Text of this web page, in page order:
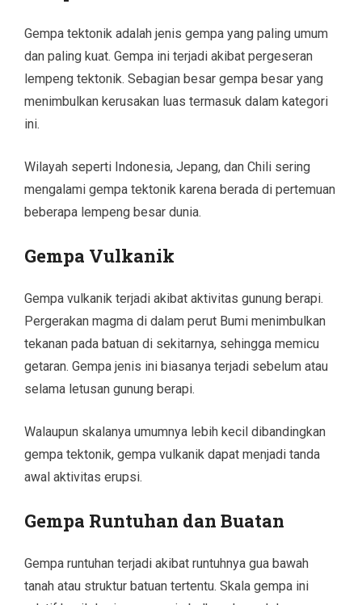
Gempa tektonik adalah jenis gempa yang paling umum
dan paling kuat. Gempa ini terjadi akibat pergeseran
lempeng tektonik. Sebagian besar gempa besar yang
menimbulkan kerusakan luas termasuk dalam kategori
ini.
Wilayah seperti Indonesia, Jepang, dan Chili sering
mengalami gempa tektonik karena berada di pertemuan
beberapa lempeng besar dunia.
Gempa Vulkanik
Gempa vulkanik terjadi akibat aktivitas gunung berapi.
Pergerakan magma di dalam perut Bumi menimbulkan
tekanan pada batuan di sekitarnya, sehingga memicu
getaran. Gempa jenis ini biasanya terjadi sebelum atau
selama letusan gunung berapi.
Walaupun skalanya umumnya lebih kecil dibandingkan
gempa tektonik, gempa vulkanik dapat menjadi tanda
awal aktivitas erupsi.
Gempa Runtuhan dan Buatan
Gempa runtuhan terjadi akibat runtuhnya gua bawah
tanah atau struktur batuan tertentu. Skala gempa ini